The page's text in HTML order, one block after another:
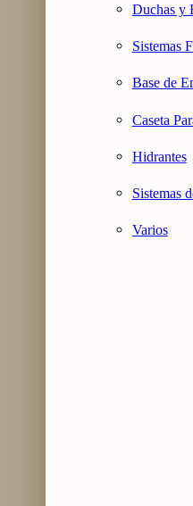
Duchas y
Sistemas
Base de
Caseta
Hidrantes
Sistemas
Varios